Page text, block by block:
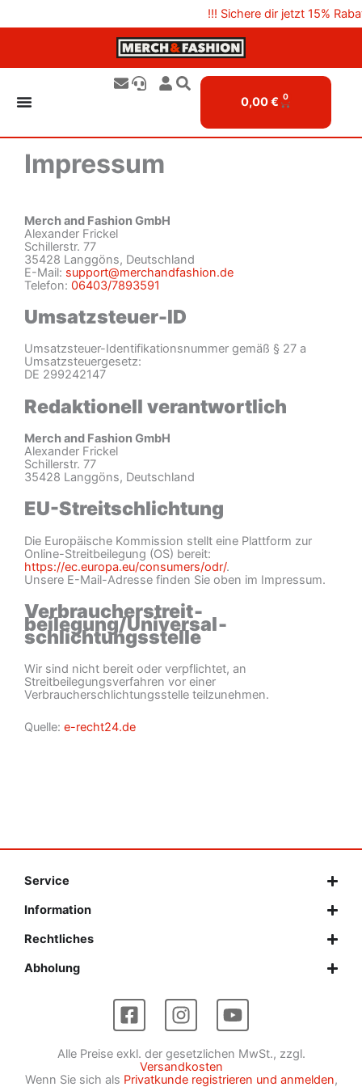
springen
!!! Sichere dir jetzt 15%
0,00€ 0
Cart
Impressum
Merch and Fashion GmbH
Alexander Frickel
Schillerstr. 77
35428 Langgöns, Deutschland
E-Mail: support@merchandfashion.de
Telefon: 06403/7893591
Umsatzsteuer-ID
Umsatzsteuer-Identifikationsnummer gemäß § 27 a
Umsatzsteuergesetz:
DE 299242147
Redaktionell verantwortlich
Merch and Fashion GmbH
Alexander Frickel
Schillerstr. 77
35428 Langgöns, Deutschland
EU-Streitschlichtung
Die Europäische Kommission stellt eine Plattform zur
Online-Streitbeilegung (OS) bereit:
https://ec.europa.eu/consumers/odr/.
Unsere E-Mail-Adresse finden Sie oben im Impressum.
Verbraucher­streit­
beilegung/Universal­
schlichtungs­stelle
Wir sind nicht bereit oder verpflichtet, an
Streitbeilegungsverfahren vor einer
Verbraucherschlichtungsstelle teilzunehmen.
Quelle: e-recht24.de
Service
Information
Rechtliches
Abholung
F
a
c
e
I
n
s
t
Y
o
u
t
Alle Preise exkl. der gesetzlichen MwSt., zzgl.
Versandkosten
Wenn Sie sich als Privatkunde registrieren und anmelden,